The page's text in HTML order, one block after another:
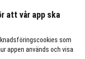
att vår app ska
som
appen används och visa